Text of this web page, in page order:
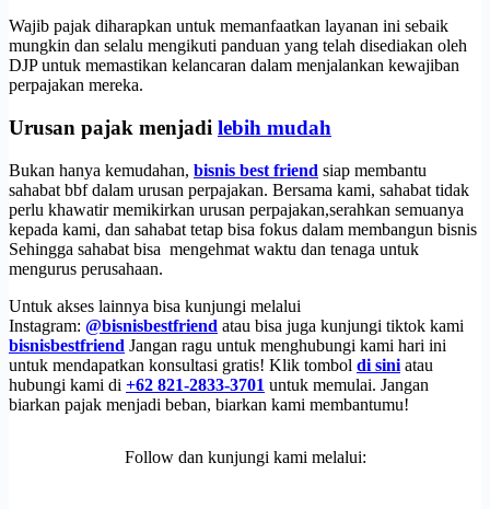
Wajib pajak diharapkan untuk memanfaatkan layanan ini sebaik
mungkin dan selalu mengikuti panduan yang telah disediakan oleh
DJP untuk memastikan kelancaran dalam menjalankan kewajiban
perpajakan mereka.
Urusan pajak menjadi lebih mudah
Bukan hanya kemudahan, bisnis best friend siap membantu
sahabat bbf dalam urusan perpajakan. Bersama kami, sahabat tidak
perlu khawatir memikirkan urusan perpajakan,serahkan semuanya
kepada kami, dan sahabat tetap bisa fokus dalam membangun bisnis
Sehingga sahabat bisa mengehmat waktu dan tenaga untuk
mengurus perusahaan.
Untuk akses lainnya bisa kunjungi melalui
Instagram: @bisnisbestfriend atau bisa juga kunjungi tiktok kami
bisnisbestfriend Jangan ragu untuk menghubungi kami hari ini
untuk mendapatkan konsultasi gratis! Klik tombol di sini atau
hubungi kami di +62 821-2833-3701 untuk memulai. Jangan
biarkan pajak menjadi beban, biarkan kami membantumu!
Follow dan kunjungi kami melalui: